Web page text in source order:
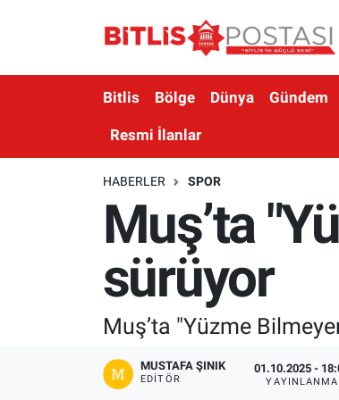
Bitlis Bölge Dünya Gündem
Resmi İlanlar
HABERLER SPOR
Muş’ta
sürüyor
Muş’ta "Yüzme
MUSTAFA ŞINIK
EDITÖR
01.10.2025 -
YAYINLANMA
Bölge
Bitlis Trafik Yoğunluk Haritası
Süper Lig Puan Durumu ve Fikstür
Son Dakika Haberleri